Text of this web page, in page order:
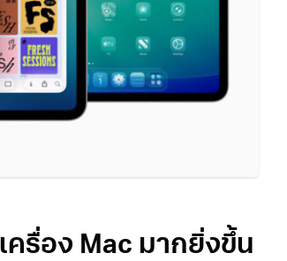
ครื่อง Mac มากยิ่งขึ้น